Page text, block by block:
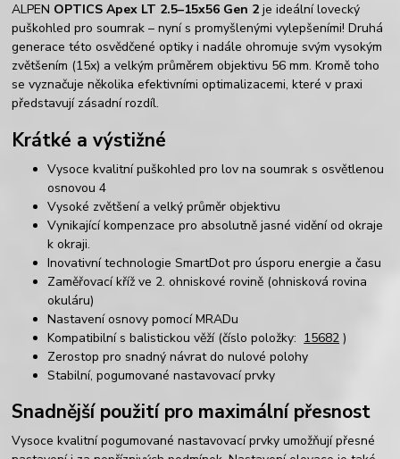
ALPEN OPTICS Apex LT 2.5–15x56 Gen 2 je ideální lovecký
puškohled pro soumrak – nyní s promyšlenými vylepšeními! Druhá
generace této osvědčené optiky i nadále ohromuje svým vysokým
zvětšením (15x) a velkým průměrem objektivu 56 mm. Kromě toho
se vyznačuje několika efektivními optimalizacemi, které v praxi
představují zásadní rozdíl.
Krátké a výstižné
Vysoce kvalitní puškohled pro lov na soumrak s osvětlenou
osnovou 4
Vysoké zvětšení a velký průměr objektivu
Vynikající kompenzace pro absolutně jasné vidění od okraje
k okraji.
Inovativní technologie SmartDot pro úsporu energie a času
Zaměřovací kříž ve 2. ohniskové rovině (ohnisková rovina
okuláru)
Nastavení osnovy pomocí MRADu
Kompatibilní s balistickou věží (číslo položky: 15682 )
Zerostop pro snadný návrat do nulové polohy
Stabilní, pogumované nastavovací prvky
Snadnější použití pro maximální přesnost
Vysoce kvalitní pogumované nastavovací prvky umožňují přesné